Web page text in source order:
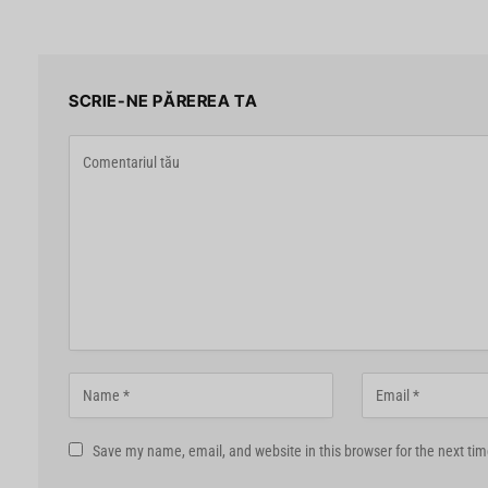
SCRIE-NE PĂREREA TA
Save my name, email, and website in this browser for the next